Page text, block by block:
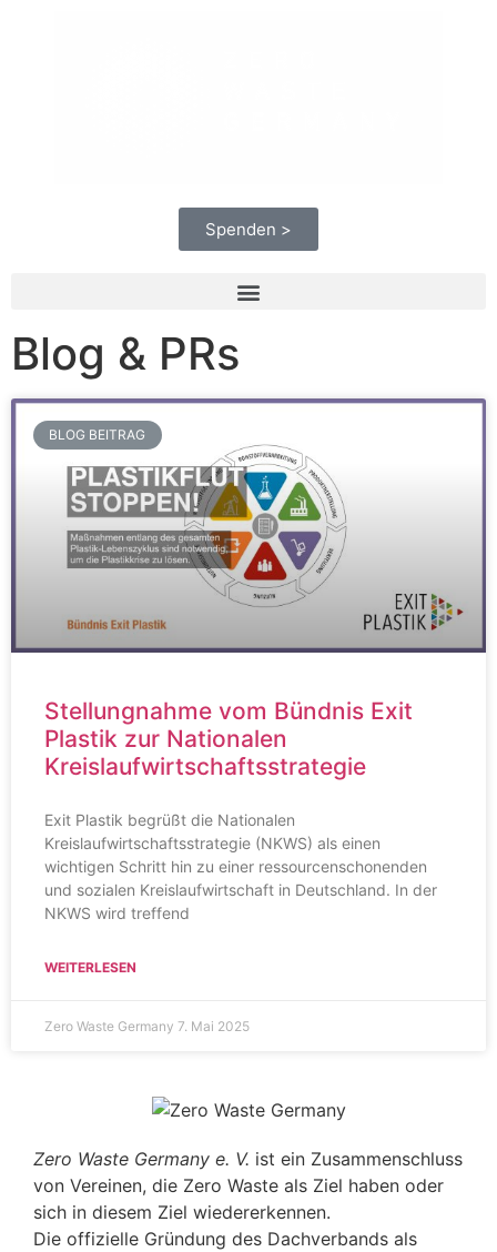
Spenden >
Blog & PRs
BLOG BEITRAG
Stellungnahme vom Bündnis Exit
Plastik zur Nationalen
Kreislaufwirtschaftsstrategie
Exit Plastik begrüßt die Nationalen
Kreislaufwirtschaftsstrategie (NKWS) als einen
wichtigen Schritt hin zu einer ressourcenschonenden
und sozialen Kreislaufwirtschaft in Deutschland. In der
NKWS wird treffend
WEITERLESEN
Zero Waste Germany 7. Mai 2025
Zero Waste Germany e. V. ist ein Zusammenschluss
von Vereinen, die Zero Waste als Ziel haben oder
sich in diesem Ziel wiedererkennen.
Die offizielle Gründung des Dachverbands als